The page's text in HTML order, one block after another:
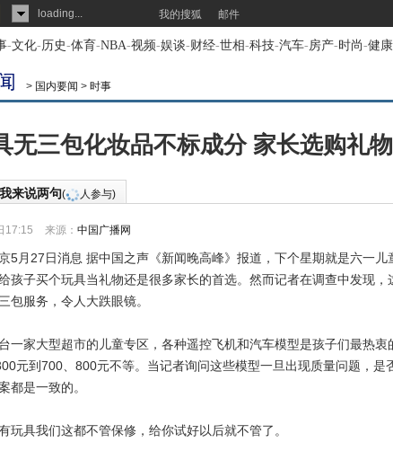
loading... 我的搜狐 邮件
-文化-历史-体育-NBA-视频-娱谈-财经-世相-科技-汽车-房产-时尚-健康
> 国内要闻 > 时事
无三包化妆品不标成分 家长选购礼
我来说两句( 人参与)
17:15 来源： 中国广播网
27日消息 据中国之声《新闻晚高峰》报道，下个星期就是六一儿
孩子买个玩具当礼物还是很多家长的首选。然而记者在调查中发现，
包服务，令人大跌眼镜。
家大型超市的儿童专区，各种遥控飞机和汽车模型是孩子们最热衷
元到700、800元不等。当记者询问这些模型一旦出现质量问题，是
都是一致的。
具我们这都不管保修，给你试好以后就不管了。